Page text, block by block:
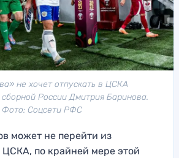
не хочет отпускать в ЦСКА
России Дмитрия Баринова.
Фото: Соцсети РФС
может не перейти из
по крайней мере этой